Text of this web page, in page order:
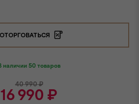
наличии 50 товаров
40 990₽
16 990 ₽